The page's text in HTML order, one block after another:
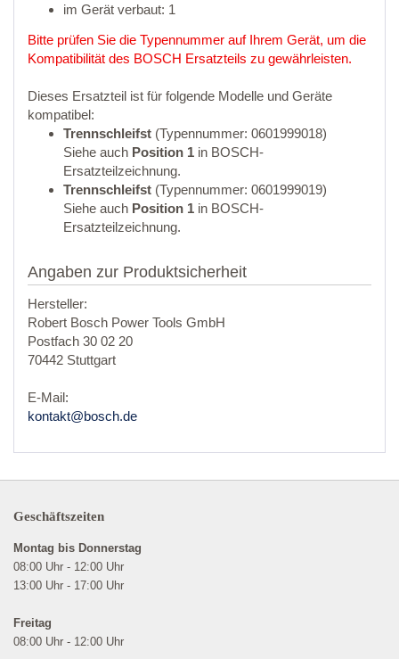
im Gerät verbaut: 1
Bitte prüfen Sie die Typennummer auf Ihrem Gerät, um die
Kompatibilität des BOSCH Ersatzteils zu gewährleisten.
Dieses Ersatzteil ist für folgende Modelle und Geräte
kompatibel:
Trennschleifst (Typennummer: 0601999018)
Siehe auch Position 1 in BOSCH-
Ersatzteilzeichnung.
Trennschleifst (Typennummer: 0601999019)
Siehe auch Position 1 in BOSCH-
Ersatzteilzeichnung.
Angaben zur Produktsicherheit
Hersteller:
Robert Bosch Power Tools GmbH
Postfach 30 02 20
70442 Stuttgart
E-Mail:
kontakt@bosch.de
Geschäftszeiten
Montag bis Donnerstag
08:00 Uhr - 12:00 Uhr
13:00 Uhr - 17:00 Uhr
Freitag
08:00 Uhr - 12:00 Uhr